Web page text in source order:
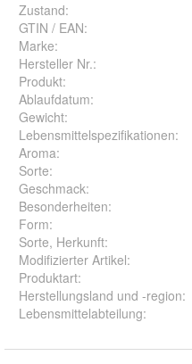
Zustand:
GTIN / EAN:
Marke:
Hersteller Nr.:
Produkt:
Ablaufdatum:
Gewicht:
Lebensmittelspezifikationen:
Aroma:
Sorte:
Geschmack:
Besonderheiten:
Form:
Sorte, Herkunft:
Modifizierter Artikel:
Produktart:
Herstellungsland und -region:
Lebensmittelabteilung: